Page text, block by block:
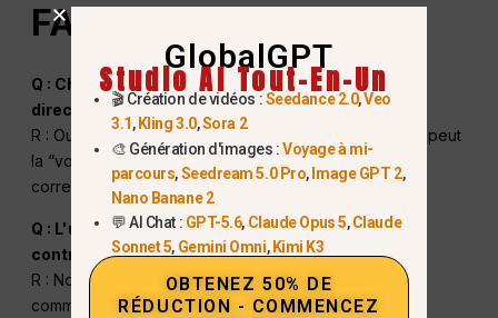
FAQ
Q : ChatGPT peut-il voir ma photo Instagram
directement ?
R : Oui - si vous téléchargez votre photo ici, ChatGPT peut
la “voir” et vous aider à créer une légende
correspondante.
Q : L'utilisation de l'IA pour les légendes est-elle
contraire aux règles d'Instagram ?
R : Non, tant que vos posts respectent les directives
communautaires d'Instagram, tout va bien.
GlobalGPT
Studio AI Tout-En-Un
🎬 Création de vidéos :Seedance 2.0,Veo
3.1,Kling 3.0,Sora 2
🎨 Génération d'images :Voyage à mi-
parcours,Seedream 5.0 Pro,Image GPT 2,
Nano Banane 2
💬 AI Chat : GPT-5.6, Claude Opus 5,Claude
Sonnet 5, Gemini Omni,Kimi K3
OBTENEZ 50% DE
RÉDUCTION - COMMENCEZ